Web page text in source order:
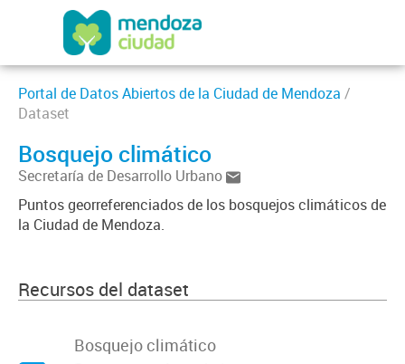
Portal de Datos Abiertos de la Ciudad de Mendoza /
Dataset
Bosquejo climático
Secretaría de Desarrollo Urbano
Puntos georreferenciados de los bosquejos climáticos de
la Ciudad de Mendoza.
Recursos del dataset
Bosquejo climático